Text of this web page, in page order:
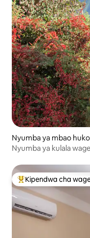
Nyumba ya mbao
Nyumba ya kulala
Kipendwa maarufu
Kipendwa cha